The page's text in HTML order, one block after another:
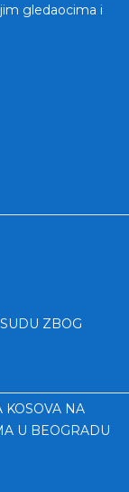
gledaocima i
ZBOG
KOSOVA NA
U BEOGRADU